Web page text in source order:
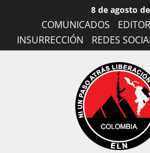
contenido
8 de agosto
COMUNICADOS
INSURRECCIÓN
REDES